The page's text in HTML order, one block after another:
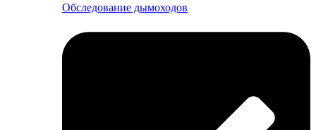
Обследование дымоходов